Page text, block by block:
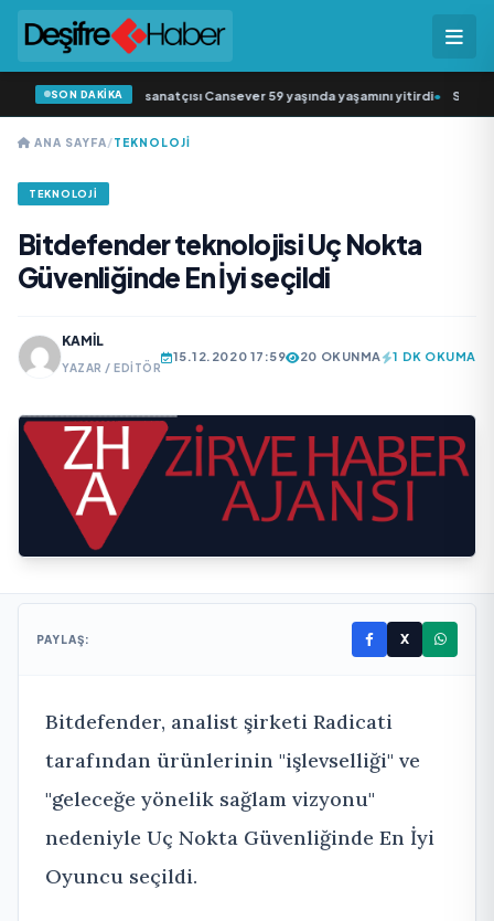
SON DAKİKA
müziğin sevilen sanatçısı Cansever 59 yaşında yaşamını yitirdi•
ANA SAYFA/TEKNOLOJI
TEKNOLOJI
Bitdefender teknolojisi Uç Nokta
Güvenliğinde En İyi seçildi
KAMIL
YAZAR / EDITÖR
15.12.2020 17:59 20 OKUNMA 1 DK OKUMA
PAYLAŞ: X
Bitdefender, analist şirketi Radicati
tarafından ürünlerinin "işlevselliği" ve
"geleceğe yönelik sağlam vizyonu"
nedeniyle Uç Nokta Güvenliğinde En İyi
Oyuncu seçildi.